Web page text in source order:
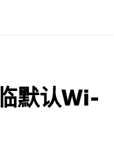
客
默认Wi-